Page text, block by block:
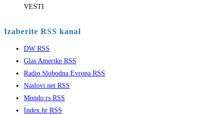
VESTI
Izaberite RSS kanal
DW RSS
Glas Amerike RSS
Radio Slobodna Evropa RSS
Naslovi.net RSS
Mondo.rs RSS
Index.hr RSS